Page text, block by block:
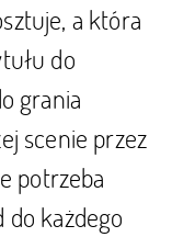
a która
do
grania
scenie przez
potrzeba
każdego